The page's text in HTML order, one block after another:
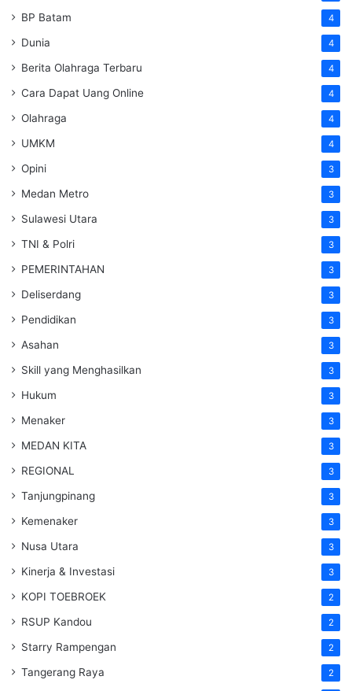
BP Batam 4
Dunia 4
Berita Olahraga Terbaru 4
Cara Dapat Uang Online 4
Olahraga 4
UMKM 4
Opini 3
Medan Metro 3
Sulawesi Utara 3
TNI & Polri 3
PEMERINTAHAN 3
Deliserdang 3
Pendidikan 3
Asahan 3
Skill yang Menghasilkan 3
Hukum 3
Menaker 3
MEDAN KITA 3
REGIONAL 3
Tanjungpinang 3
Kemenaker 3
Nusa Utara 3
Kinerja & Investasi 3
KOPI TOEBROEK 2
RSUP Kandou 2
Starry Rampengan 2
Tangerang Raya 2